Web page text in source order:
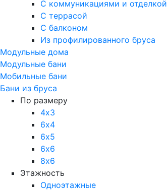
С коммуникациями и отделкой
С террасой
С балконом
Из профилированного бруса
Модульные дома
Модульные бани
Мобильные бани
Бани из бруса
По размеру
4х3
6х4
6х5
6х6
8х6
Этажность
Одноэтажные